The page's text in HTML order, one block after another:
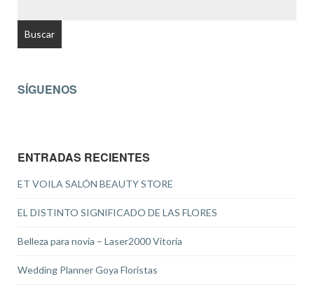
SÍGUENOS
ENTRADAS RECIENTES
ET VOILA SALÓN BEAUTY STORE
EL DISTINTO SIGNIFICADO DE LAS FLORES
Belleza para novia – Laser2000 Vitoria
Wedding Planner Goya Floristas